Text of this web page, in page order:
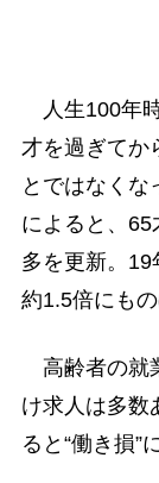
人生100年
才を過ぎてか
とではなくな
によると、
多を更新。
約1.5倍にもの
高齢者の就
け求人は多数
ると“働き損”